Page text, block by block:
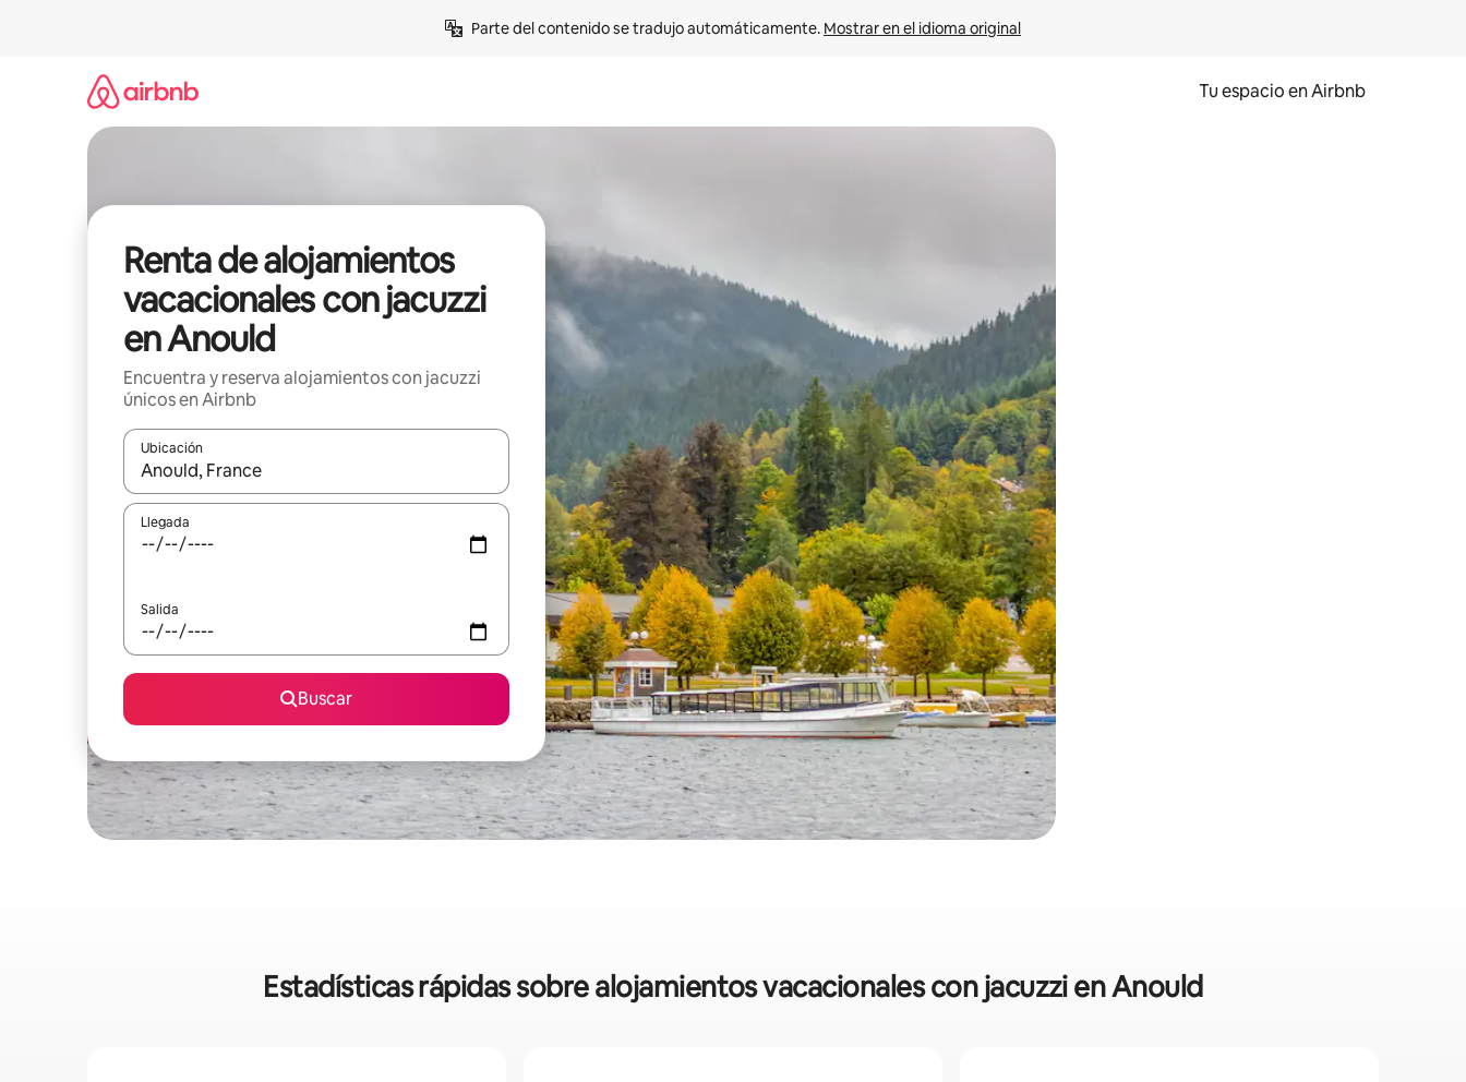
Parte del contenido se tradujo automáticamente. Mostrar en el idioma original
Tu espacio en Airbnb
Renta de alojamientos
vacacionales con jacuzzi
en Anould
Encuentra y reserva alojamientos con jacuzzi
únicos en Airbnb
Ubicación
Cuando los resultados estén disponibles, podrás navegar usando las teclas de las flechas hacia arriba y hacia abajo, o bien tocando y deslizando la pantalla.
Llegada
Salida
Buscar
Estadísticas rápidas sobre alojamientos vacacionales con jacuzzi en Anould